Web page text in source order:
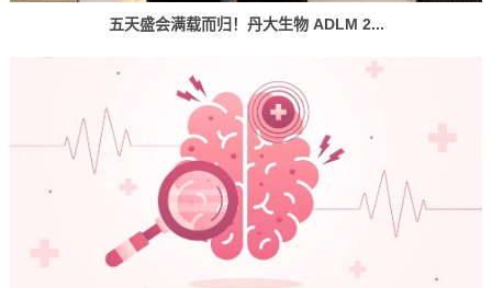
五天盛会满载而归！丹大生物 ADLM 2...